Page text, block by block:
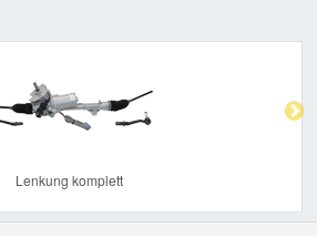
Lenkung komplett